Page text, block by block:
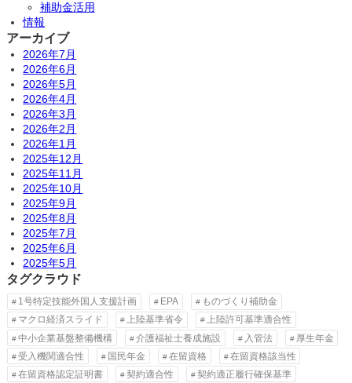
補助金活用
情報
アーカイブ
2026年7月
2026年6月
2026年5月
2026年4月
2026年3月
2026年2月
2026年1月
2025年12月
2025年11月
2025年10月
2025年9月
2025年8月
2025年7月
2025年6月
2025年5月
タグクラウド
1号特定技能外国人支援計画 EPA
ものづくり補助金
マクロ経済スライド
上陸基準省令
上陸許可基準適合性
中小企業基盤整備機構
介護福祉士養成施設 入管法
厚生年金
受入機関適合性
国民年金 在留資格
在留資格該当性
在留資格認定証明書
契約適合性 契約適正履行確保基準